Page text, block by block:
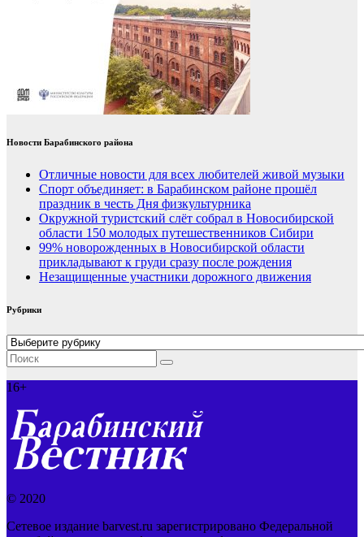
Новости Барабинского района
Отличные новости для всех любителей живой музыки
Спорт объединяет: в Барабинском районе прошёл
праздник в честь Дня физкультурника
Окружной туристский слёт собрал в Новосибирской
области 150 молодых путешественников Сибири
99% новорожденных в Новосибирской области
прикладывают к груди сразу после рождения
Незащищенные участники дорожного движения
Рубрики
Рубрики
16+
© 2020
Сетевое издание barvest.ru зарегистрировано Федеральной